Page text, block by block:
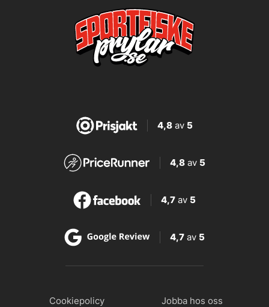
4,8av 5
4,8 av 5
4,7 av 5
4,7 av 5
Cookiepolicy Jobba hos oss